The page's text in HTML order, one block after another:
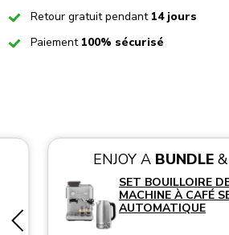
CheckedRetour gratuit pendant 14 jours
CheckedPaiement 100% sécurisé
ENJOY A BUNDLE&
SET BOUILLOIRE
MACHINE À CAFÉ
AUTOMATIQUE